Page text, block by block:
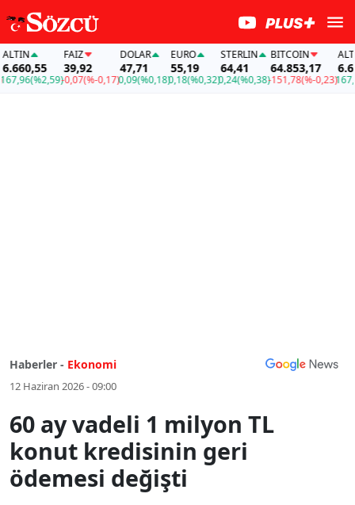
(%2,59)
FAİZ
39,92
-0,07(%-0,17)
DOLAR
47,71
0,09(%0,18)
EURO
55,19
0,18(%0,32)
STERLIN
64,41
0,24(%0,38)
BITCOIN
64.853,17
-151,78(%-0,23)
ALTIN
167,96
Haberler - Ekonomi
12 Haziran 2026 - 09:00
60 ay vadeli 1 milyon TL
konut kredisinin geri
ödemesi değişti